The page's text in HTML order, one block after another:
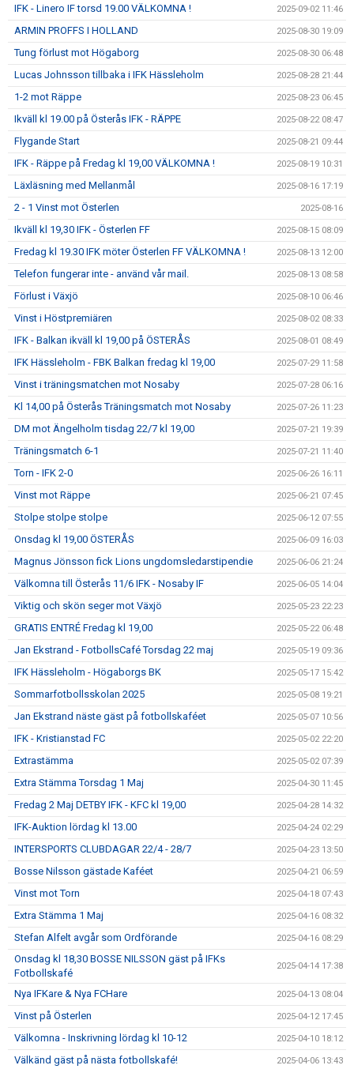
IFK - Linero IF torsd 19.00 VÄLKOMNA ! 2025-09-02 11:46
ARMIN PROFFS I HOLLAND 2025-08-30 19:09
Tung förlust mot Högaborg 2025-08-30 06:48
Lucas Johnsson tillbaka i IFK Hässleholm 2025-08-28 21:44
1-2 mot Räppe 2025-08-23 06:45
Ikväll kl 19.00 på Österås IFK - RÄPPE 2025-08-22 08:47
Flygande Start 2025-08-21 09:44
IFK - Räppe på Fredag kl 19,00 VÄLKOMNA ! 2025-08-19 10:31
Läxläsning med Mellanmål 2025-08-16 17:19
2 - 1 Vinst mot Österlen 2025-08-16
Ikväll kl 19,30 IFK - Österlen FF 2025-08-15 08:09
Fredag kl 19.30 IFK möter Österlen FF VÄLKOMNA ! 2025-08-13 12:00
Telefon fungerar inte - använd vår mail. 2025-08-13 08:58
Förlust i Växjö 2025-08-10 06:46
Vinst i Höstpremiären 2025-08-02 08:33
IFK - Balkan ikväll kl 19,00 på ÖSTERÅS 2025-08-01 08:49
IFK Hässleholm - FBK Balkan fredag kl 19,00 2025-07-29 11:58
Vinst i träningsmatchen mot Nosaby 2025-07-28 06:16
Kl 14,00 på Österås Träningsmatch mot Nosaby 2025-07-26 11:23
DM mot Ängelholm tisdag 22/7 kl 19,00 2025-07-21 19:39
Träningsmatch 6-1 2025-07-21 11:40
Torn - IFK 2-0 2025-06-26 16:11
Vinst mot Räppe 2025-06-21 07:45
Stolpe stolpe stolpe 2025-06-12 07:55
Onsdag kl 19,00 ÖSTERÅS 2025-06-09 16:03
Magnus Jönsson fick Lions ungdomsledarstipendie 2025-06-06 21:24
Välkomna till Österås 11/6 IFK - Nosaby IF 2025-06-05 14:04
Viktig och skön seger mot Växjö 2025-05-23 22:23
GRATIS ENTRÉ Fredag kl 19,00 2025-05-22 06:48
Jan Ekstrand - FotbollsCafé Torsdag 22 maj 2025-05-19 09:36
IFK Hässleholm - Högaborgs BK 2025-05-17 15:42
Sommarfotbollsskolan 2025 2025-05-08 19:21
Jan Ekstrand näste gäst på fotbollskaféet 2025-05-07 10:56
IFK - Kristianstad FC 2025-05-02 22:20
Extrastämma 2025-05-02 07:39
Extra Stämma Torsdag 1 Maj 2025-04-30 11:45
Fredag 2 Maj DETBY IFK - KFC kl 19,00 2025-04-28 14:32
IFK-Auktion lördag kl 13.00 2025-04-24 02:29
INTERSPORTS CLUBDAGAR 22/4 - 28/7 2025-04-23 13:50
Bosse Nilsson gästade Kaféet 2025-04-21 06:59
Vinst mot Torn 2025-04-18 07:43
Extra Stämma 1 Maj 2025-04-16 08:32
Stefan Alfelt avgår som Ordförande 2025-04-16 08:29
Onsdag kl 18,30 BOSSE NILSSON gäst på IFKs
Fotbollskafé
2025-04-14 17:38
Nya IFKare & Nya FCHare 2025-04-13 08:04
Vinst på Österlen 2025-04-12 17:45
Välkomna - Inskrivning lördag kl 10-12 2025-04-10 18:12
Välkänd gäst på nästa fotbollskafé! 2025-04-06 13:43